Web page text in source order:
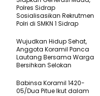
Polres Sidrap
Sosialisasikan Rekrutmen
Polri di SMKN 1 Sidrap
Wujudkan Hidup Sehat,
Anggota Koramil Panca
Lautang Bersama Warga
Bersihkan Selokan
Babinsa Koramil 1420-
05/Dua Pitue Ikut dalam